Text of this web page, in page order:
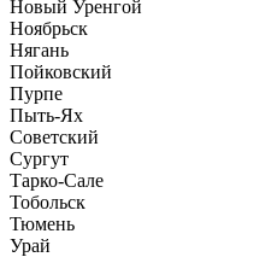
Новый Уренгой
Ноябрьск
Нягань
Пойковский
Пурпе
Пыть-Ях
Советский
Сургут
Тарко-Сале
Тобольск
Тюмень
Урай